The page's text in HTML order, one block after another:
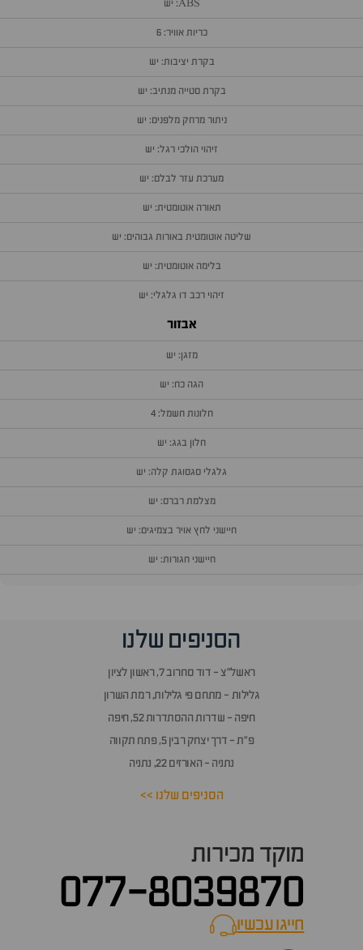
ABS: יש
כריות אוויר: 6
בקרת יציבות: יש
בקרת סטייה מנתיב: יש
ניתור מרחק מלפנים: יש
זיהוי הולכי רגל: יש
מערכת עזר לבלם: יש
תאורה אוטומטית: יש
שליטה אוטומטית באורות גבוהים: יש
בלימה אוטומטית: יש
זיהוי רכב דו גלגלי: יש
אבזור
מזגן: יש
הגה כח: יש
חלונות חשמל: 4
חלון בגג: יש
גלגלי סגסוגת קלה: יש
מצלמת רברס: יש
חיישני לחץ אויר בצמיגים: יש
חיישני חגורות: יש
הסניפים שלנו
ראשל״צ - דוד סחרוב 7, ראשון לציון
גלילות - מתחם פי גלילות, רמת השרון
חיפה - שדרות ההסתדרות 52, חיפה
פ״ת - דרך יצחק רבין 5, פתח תקווה
נתניה - האורזים 22, נתניה
הסניפים שלנו >>
מוקד מכירות
077-8039870
חייגו עכשיוcall now